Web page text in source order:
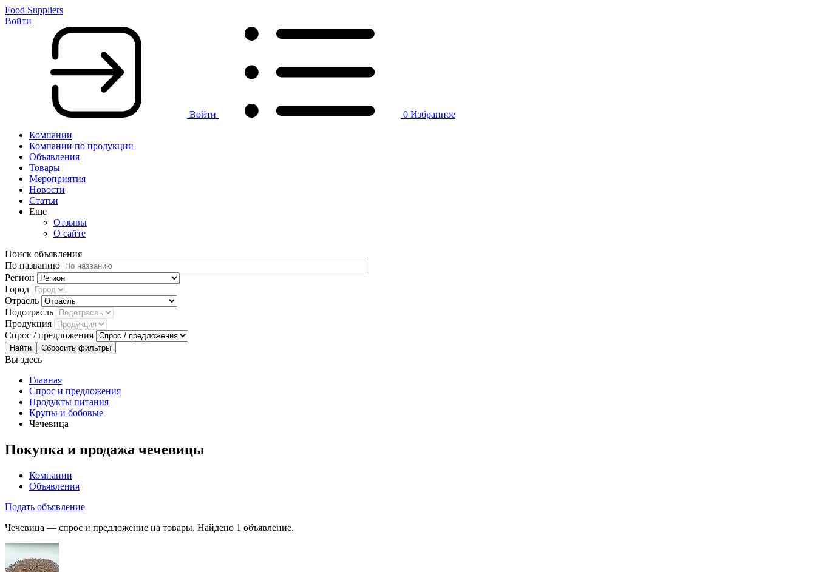
Food Suppliers
Войти
Войти 0 Избранное
Компании
Компании по продукции
Объявления
Товары
Мероприятия
Новости
Статьи
Еще
Отзывы
О сайте
Поиск объявления
По названию
Регион
Город
Отрасль
Подотрасль
Продукция
Спрос / предложения
Сбросить фильтры
Вы здесь
Главная
Спрос и предложения
Продукты питания
Крупы и бобовые
Чечевица
Покупка и продажа чечевицы
Компании
Объявления
Подать объявление
Чечевица — спрос и предложение на товары. Найдено 1 объявление.